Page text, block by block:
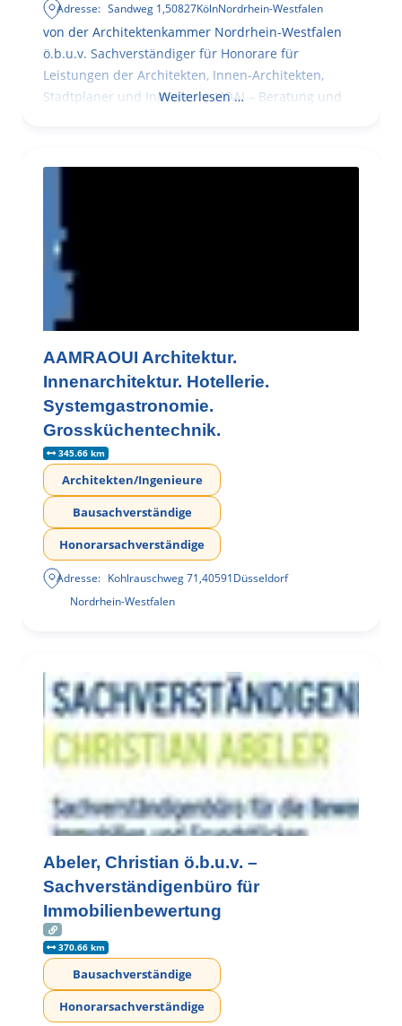
Adresse: Sandweg 1,50827KölnNordrhein-Westfalen
von der Architektenkammer Nordrhein-Westfalen
ö.b.u.v. Sachverständiger für Honorare für
Leistungen der Architekten, Innen-Architekten,
Stadtplaner und Ingenieure HOAI – Beratung und
Weiterlesen …
AAMRAOUI Architektur.
Innenarchitektur. Hotellerie.
Systemgastronomie.
Grossküchentechnik.
345.66 km
Architekten/Ingenieure
Bausachverständige
Honorarsachverständige
Adresse: Kohlrauschweg 71,40591Düsseldorf
Nordrhein-Westfalen
Abeler, Christian ö.b.u.v. –
Sachverständigenbüro für
Immobilienbewertung
370.66 km
Bausachverständige
Honorarsachverständige